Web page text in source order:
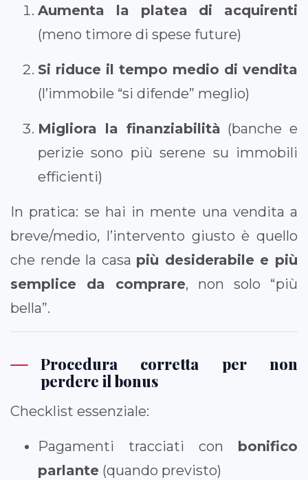
Aumenta la platea di acquirenti
(meno timore di spese future)
Si riduce il tempo medio di vendita
(l’immobile “si difende” meglio)
Migliora la finanziabilità (banche e
perizie sono più serene su immobili
efficienti)
In pratica: se hai in mente una vendita a
breve/medio, l’intervento giusto è quello
che rende la casa più desiderabile e più
semplice da comprare, non solo “più
bella”.
Procedura corretta per non
perdere il bonus
Checklist essenziale:
Pagamenti tracciati con bonifico
parlante (quando previsto)